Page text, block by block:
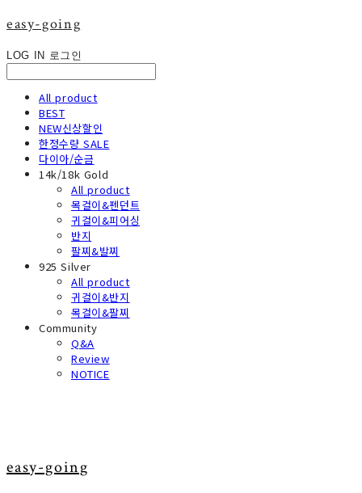
easy-going
LOG IN 로그인
All product
BEST
NEW신상할인
한정수량 SALE
다이아/순금
14k/18k Gold
All product
목걸이&펜던트
귀걸이&피어싱
반지
팔찌&발찌
925 Silver
All product
귀걸이&반지
목걸이&팔찌
Community
Q&A
Review
NOTICE
easy-going